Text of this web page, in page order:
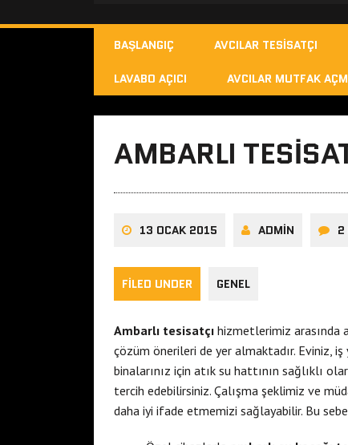
BAŞLANGIÇ AVCILAR TESISATÇI
LAVABO AÇICI AVCILAR MUTFAK
AMBARLI
13 OCAK 2015 ADMIN 2
FILED UNDER GENEL
Ambarlı tesisatçı hizmetlerimiz arasında
çözüm önerileri de yer almaktadır. Eviniz,
binalarınız için atık su hattının sağlıklı
tercih edebilirsiniz. Çalışma şeklimiz ve
daha iyi ifade etmemizi sağlayabilir. Bu